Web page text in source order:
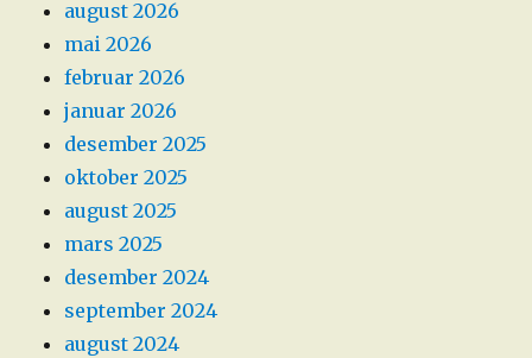
august 2026
mai 2026
februar 2026
januar 2026
desember 2025
oktober 2025
august 2025
mars 2025
desember 2024
september 2024
august 2024